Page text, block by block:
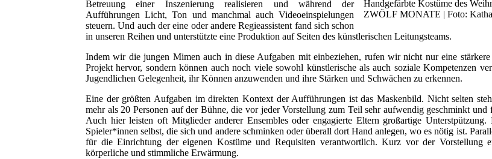
Handgefärbte Kostüme des
ZWÖLF MONATE | Foto:
Betreuung einer Inszenierung realisieren und während der
Aufführungen Licht, Ton und manchmal auch Videoeinspielungen
steuern. Und auch der eine oder andere Regieassistent fand sich schon
in unseren Reihen und unterstützte eine Produktion auf Seiten des künstlerischen Leitungsteams.
Indem wir die jungen Mimen auch in diese Aufgaben mit einbeziehen, rufen wir nicht nur eine
Projekt hervor, sondern können auch noch viele sowohl künstlerische als auch soziale Kompetenzen
Jugendlichen Gelegenheit, ihr Können anzuwenden und ihre Stärken und Schwächen zu erkennen.
Eine der größten Aufgaben im direkten Kontext der Aufführungen ist das Maskenbild. Nicht selten
mehr als 20 Personen auf der Bühne, die vor jeder Vorstellung zum Teil sehr aufwendig geschminkt und
Auch hier leisten oft Mitglieder anderer Ensembles oder engagierte Eltern großartige
Spieler*innen selbst, die sich und andere schminken oder überall dort Hand anlegen, wo es nötig ist.
für die Einrichtung der eigenen Kostüme und Requisiten verantwortlich. Kurz vor der Vorstellung
körperliche und stimmliche Erwärmung.